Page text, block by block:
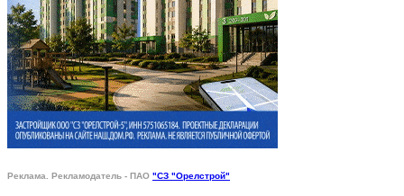
Реклама. Рекламодатель - ПАО "СЗ "Орелстрой"